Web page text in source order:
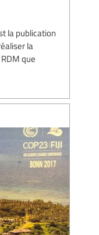
la publication
la
que